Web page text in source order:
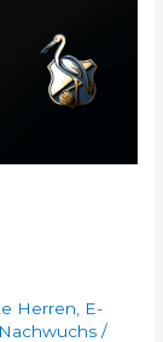
Herren
E-
Nachwuchs /